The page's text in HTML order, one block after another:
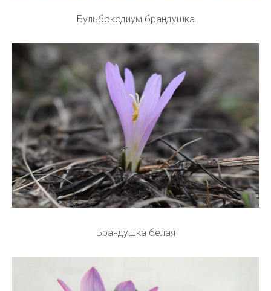
Бульбокодиум брандушка
Брандушка белая